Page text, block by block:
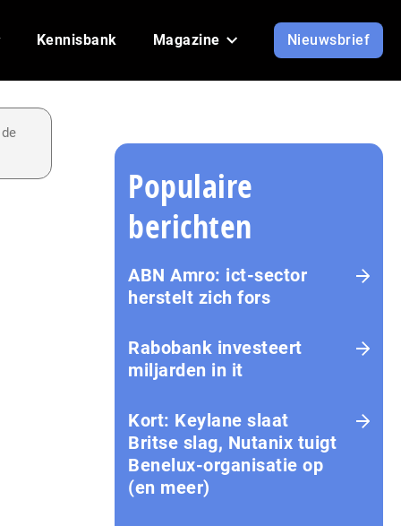
Kennisbank Magazine Nieuwsbrief
Populaire
berichten
ABN Amro: ict-sector
herstelt zich fors
Rabobank investeert
miljarden in it
Kort: Keylane slaat
Britse slag, Nutanix tuigt
Benelux-organisatie op
(en meer)